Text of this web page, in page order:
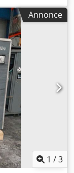
: 2019
Annonce
1 /3